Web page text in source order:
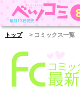
ベツコミ
トップ> コミックス一覧